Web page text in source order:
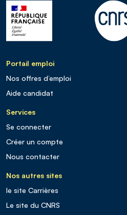
Portail emploi
Nos offres d’emploi
Aide candidat
Services
Se connecter
Créer un compte
Nous contacter
Nos autres sites
le site Carrières
Le site du CNRS